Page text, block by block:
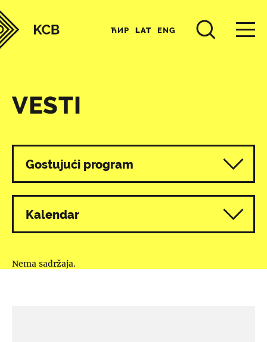
ЋИР LAT ENG
VESTI
Svi programi
Gostujući program
Kalendar
Nema sadržaja.